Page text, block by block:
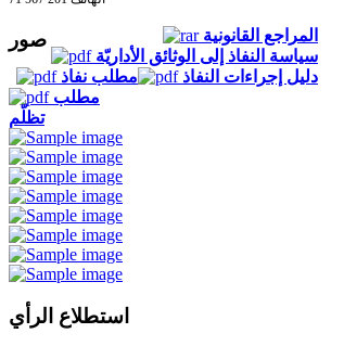
المراجع القانونية
سياسة النفاذ إلى الوثائق الأداريّة
دليل إجراءات النفاذ
مطلب نفاذ
مطلب
تظلّم
صور
استطلاع الرأي